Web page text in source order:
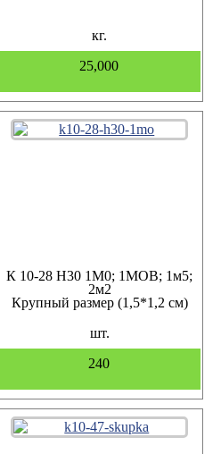
кг.
25,000
К 10-28 Н30 1М0; 1МОВ; 1м5;
2м2
Крупный размер (1,5*1,2 см)
шт.
240